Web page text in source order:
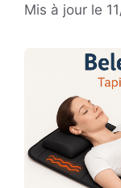
Mis à jour le